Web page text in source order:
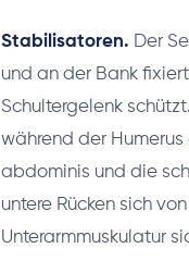
Stabilisatoren. Der
und an der Bank
Schultergelenk
während der
abdominis und die
untere Rücken sich
Unterarmmuskulatur